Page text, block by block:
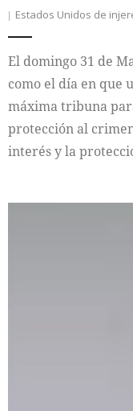
Estados Unidos de
El domingo 31 de
como el día en que
máxima tribuna
protección al
interés y la